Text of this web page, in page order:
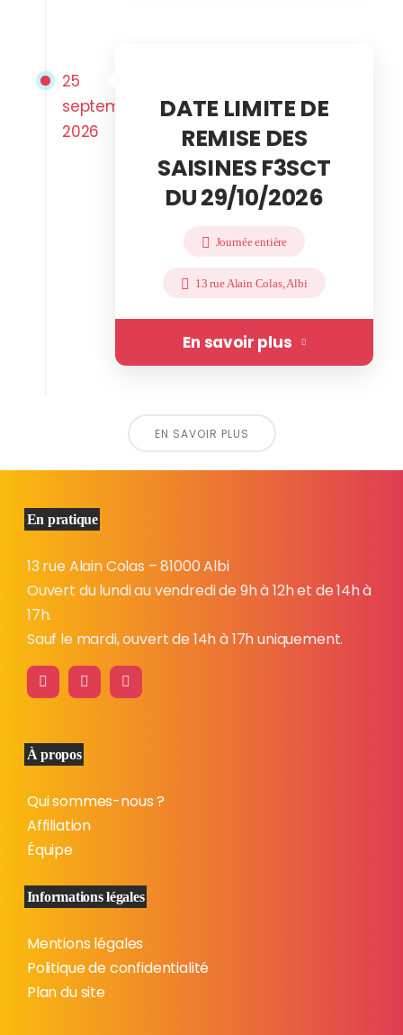
25
septembre
2026
DATE LIMITE DE
REMISE DES
SAISINES F3SCT
DU 29/10/2026
Journée entière
13 rue Alain Colas, Albi
En savoir plus
EN SAVOIR PLUS
En pratique
13 rue Alain Colas – 81000 Albi
Ouvert du lundi au vendredi de 9h à 12h et de 14h à
17h.
Sauf le mardi, ouvert de 14h à 17h uniquement.
À propos
Qui sommes-nous ?
Affiliation
Équipe
Informations légales
Mentions légales
Politique de confidentialité
Plan du site